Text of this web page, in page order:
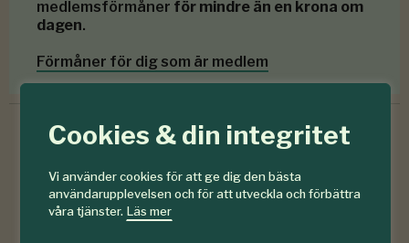
Cookies & din integritet
Vi använder cookies för att ge dig den bästa
användarupplevelsen och för att utveckla och förbättra
våra tjänster. Läs mer
medlemsförmåner för mindre än en krona om
dagen.
Förmåner för dig som är medlem
#6-7